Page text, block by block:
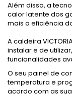
Além disso, a
calor latente dos
mais a eficiência
A caldeira
instalar e de
funcionalidades
O seu painel de
temperatura e
acordo com as